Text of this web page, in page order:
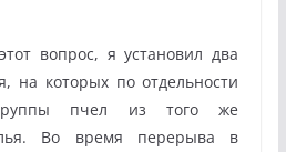
вопрос, я установил два
на которых по отдельности
пчел из того же
Во время перерыва в